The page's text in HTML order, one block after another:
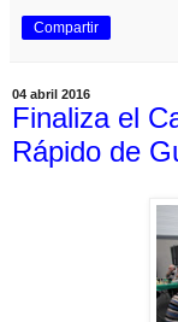
Compartir
04 abril 2016
Finaliza el
Rápido de